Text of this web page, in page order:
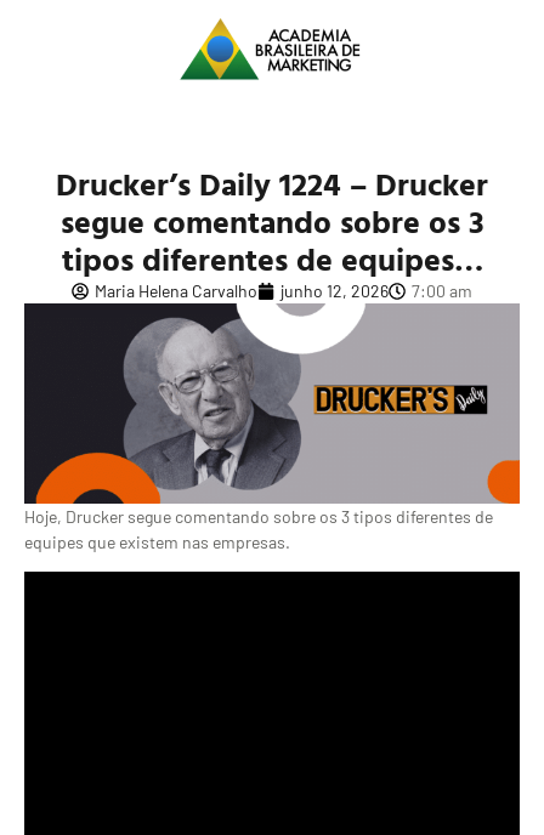
Drucker’s Daily 1224 – Drucker
segue comentando sobre os 3
tipos diferentes de equipes…
Maria Helena Carvalho junho 12, 2026 7:00 am
Hoje, Drucker segue comentando sobre os 3 tipos diferentes de
equipes que existem nas empresas.